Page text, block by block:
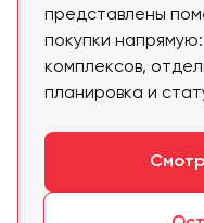
представлены
покупки
комплексов,
планировка и